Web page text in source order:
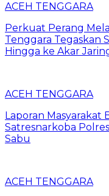
ACEH TENGGARA
Perkuat Perang
Tenggara Tegaskan
Hingga ke Akar
ACEH TENGGARA
Laporan
Satresnarkoba
Sabu
ACEH TENGGARA